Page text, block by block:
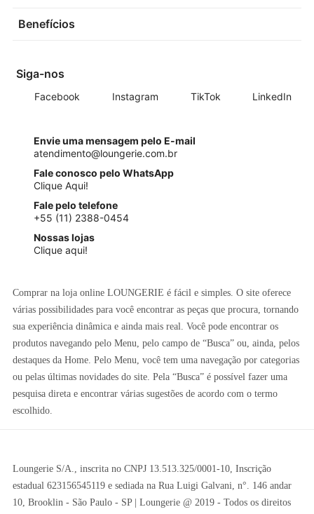
Benefícios
Siga-nos
Facebook Instagram TikTok LinkedIn
Envie uma mensagem pelo E-mail
atendimento@loungerie.com.br
Fale conosco pelo WhatsApp
Clique Aqui!
Fale pelo telefone
+55 (11) 2388-0454
Nossas lojas
Clique aqui!
Comprar na loja online LOUNGERIE é fácil e simples. O site oferece
várias possibilidades para você encontrar as peças que procura, tornando
sua experiência dinâmica e ainda mais real. Você pode encontrar os
produtos navegando pelo Menu, pelo campo de “Busca” ou, ainda, pelos
destaques da Home. Pelo Menu, você tem uma navegação por categorias
ou pelas últimas novidades do site. Pela “Busca” é possível fazer uma
pesquisa direta e encontrar várias sugestões de acordo com o termo
escolhido.
Loungerie S/A., inscrita no CNPJ 13.513.325/0001-10, Inscrição
estadual 623156545119 e sediada na Rua Luigi Galvani, n°. 146 andar
10, Brooklin - São Paulo - SP | Loungerie @ 2019 - Todos os direitos